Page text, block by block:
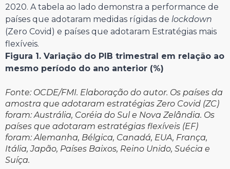
2020. A tabela ao lado demonstra a performance de
países que adotaram medidas rígidas de lockdown
(Zero Covid) e países que adotaram Estratégias mais
flexíveis.
Figura 1. Variação do PIB trimestral em relação ao
mesmo período do ano anterior (%)
Fonte: OCDE/FMI. Elaboração do autor. Os países da
amostra que adotaram estratégias Zero Covid (ZC)
foram: Austrália, Coréia do Sul e Nova Zelândia. Os
países que adotaram estratégias flexíveis (EF)
foram: Alemanha, Bélgica, Canadá, EUA, França,
Itália, Japão, Países Baixos, Reino Unido, Suécia e
Suíça.